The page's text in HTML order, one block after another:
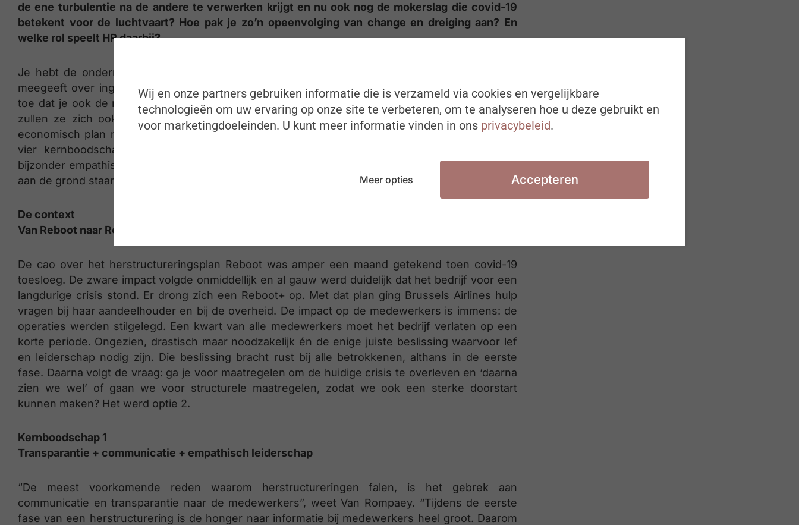
de ene turbulentie na de andere te verwerken krijgt en nu ook nog de mokerslag die covid-19
betekent voor de luchtvaart? Hoe pak je zo’n opeenvolging van change en dreiging aan? En
welke rol speelt HR daarbij?
Je hebt de ondernemingsraad die je verdient. Zo luidt één van de tien lessen die Jos Hubin
meegeeft over ingrijpende change (zie artikel in deze rubriek). Bert Van Rompaey voegt eraan
toe dat je ook de medewerkers hebt die je verdient. Als je mensen behandelt als een nummer,
zullen ze zich ook gedragen als een nummer. Dat een herstructureringsplan niet louter een
economisch plan mag zijn, maar ook en misschien vooral een mensgericht plan, is één van de
vier kernboodschappen die we distilleren uit een bijzonder interessant gesprek met een
bijzonder empathisch leider in een bijzondere context. Een gesprek met zicht op vliegtuigen die
aan de grond staan. Letterlijk en figuurlijk.
De context
Van Reboot naar Reboot+
De cao over het herstructureringsplan Reboot was amper een maand getekend toen covid-19
toesloeg. De zware impact volgde onmiddellijk en al gauw werd duidelijk dat het bedrijf voor een
langdurige crisis stond. Er drong zich een Reboot+ op. Met dat plan ging Brussels Airlines hulp
vragen bij haar aandeelhouder en bij de overheid. De impact op de medewerkers is immens: de
operaties werden stilgelegd. Een kwart van alle medewerkers moet het bedrijf verlaten op een
korte periode. Ongezien, drastisch maar noodzakelijk én de enige juiste beslissing waarvoor lef
en leiderschap nodig zijn. Die beslissing bracht rust bij alle betrokkenen, althans in de eerste
fase. Daarna volgt de vraag: ga je voor maatregelen om de huidige crisis te overleven en ‘daarna
zien we wel’ of gaan we voor structurele maatregelen, zodat we ook een sterke doorstart
kunnen maken? Het werd optie 2.
Kernboodschap 1
Transparantie + communicatie + empathisch leiderschap
“De meest voorkomende reden waarom herstructureringen falen, is het gebrek aan
communicatie en transparantie naar de medewerkers”, weet Van Rompaey. “Tijdens de eerste
fase van een herstructurering is de honger naar informatie bij medewerkers heel groot. Daarom
Wij en onze partners gebruiken informatie die is verzameld via cookies en vergelijkbare
technologieën om uw ervaring op onze site te verbeteren, om te analyseren hoe u deze gebruikt en
voor marketingdoeleinden. U kunt meer informatie vinden in ons privacybeleid.
Meer opties Accepteren